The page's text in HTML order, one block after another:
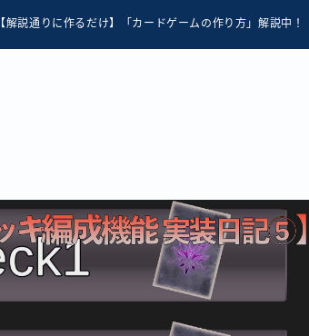
【解説通りに作るだけ】「カードゲームの作り方」解説中！